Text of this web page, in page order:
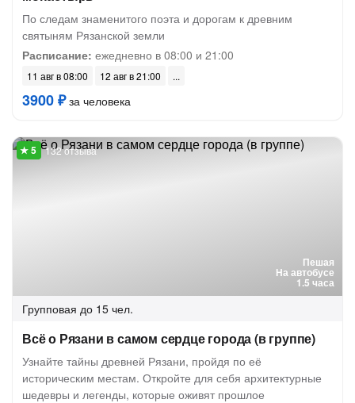
По следам знаменитого поэта и дорогам к древним
святыням Рязанской земли
Расписание: ежедневно в 08:00 и 21:00
11 авг в 08:00 12 авг в 21:00
3900 ₽за человека
Пешая
На автобусе
1.5 часа
132 отзыва
Групповая до 15 чел.
Всё о Рязани в самом сердце города (в группе)
Узнайте тайны древней Рязани, пройдя по её
историческим местам. Откройте для себя архитектурные
шедевры и легенды, которые оживят прошлое